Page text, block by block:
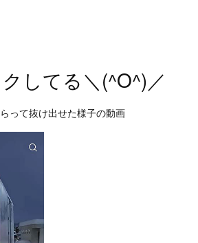
してる＼(^O^)／
って抜け出せた様子の動画